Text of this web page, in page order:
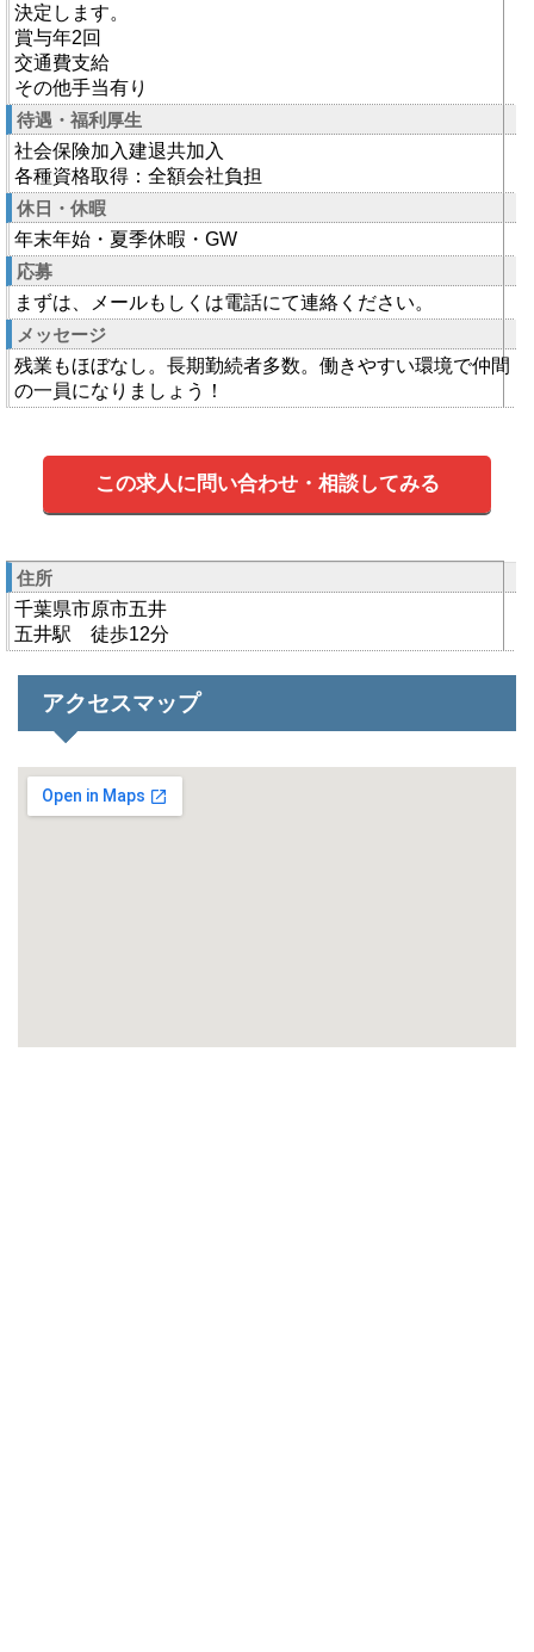
決定します。
賞与年2回
交通費支給
その他手当有り
待遇・福利厚生
社会保険加入建退共加入
各種資格取得：全額会社負担
休日・休暇
年末年始・夏季休暇・GW
応募
まずは、メールもしくは電話にて連絡ください。
メッセージ
残業もほぼなし。長期勤続者多数。働きやすい環境で仲間
の一員になりましょう！
この求人に問い合わせ・相談してみる
住所
千葉県市原市五井
五井駅 徒歩12分
アクセスマップ